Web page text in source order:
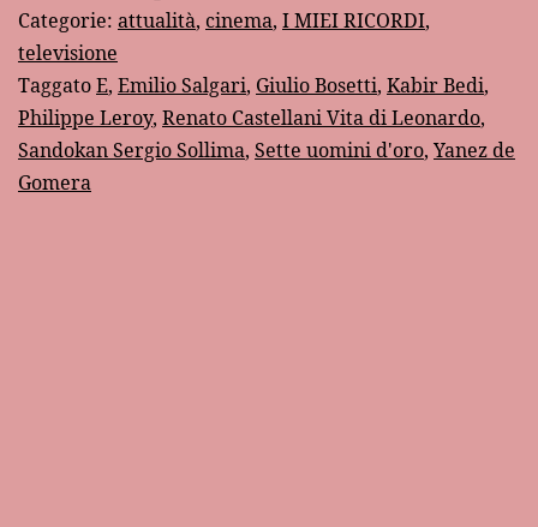
Categorie: attualità, cinema, I MIEI RICORDI,
televisione
TaggatoE, Emilio Salgari, Giulio Bosetti, Kabir Bedi,
Philippe Leroy, Renato Castellani Vita di Leonardo,
Sandokan Sergio Sollima, Sette uomini d'oro, Yanez de
Gomera